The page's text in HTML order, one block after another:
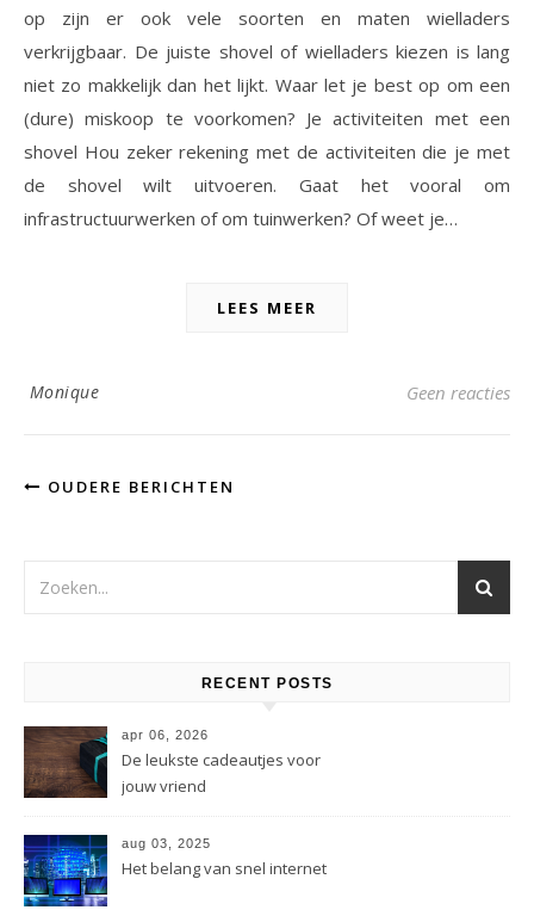
op zijn er ook vele soorten en maten wielladers
verkrijgbaar. De juiste shovel of wielladers kiezen is lang
niet zo makkelijk dan het lijkt. Waar let je best op om een
(dure) miskoop te voorkomen? Je activiteiten met een
shovel Hou zeker rekening met de activiteiten die je met
de shovel wilt uitvoeren. Gaat het vooral om
infrastructuurwerken of om tuinwerken? Of weet je…
LEES MEER
Monique Geen reacties
OUDERE BERICHTEN
RECENT POSTS
apr 06, 2026
De leukste cadeautjes voor
jouw vriend
aug 03, 2025
Het belang van snel internet